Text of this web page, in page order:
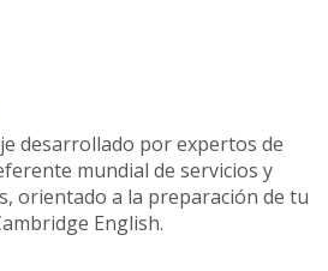
desarrollado por expertos de
mundial de servicios y
orientado a la preparación de tu
English.